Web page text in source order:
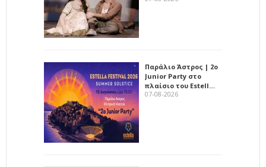
Παράλιο Άστρος | 2ο
Junior Party στο
πλαίσιο του Estell…
07-08-2026